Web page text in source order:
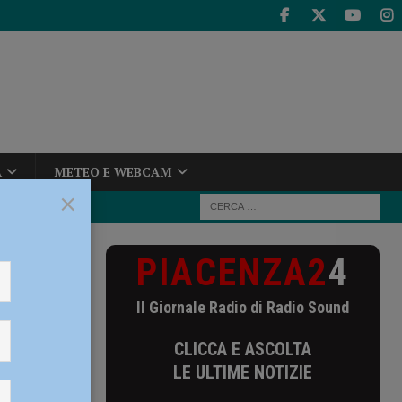
METEO E WEBCAM
nel libro
PIACENZA24
Il Giornale Radio di Radio Sound
CLICCA E ASCOLTA
LE ULTIME NOTIZIE
×